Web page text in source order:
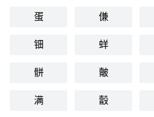
蛋 傔
钿 蛘
骿 皾
满 瞉